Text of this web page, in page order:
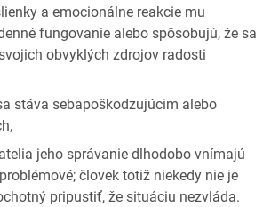
a emocionálne reakcie mu
fungovanie alebo spôsobujú, že sa
obvyklých zdrojov radosti
stáva sebapoškodzujúcim alebo
jeho správanie dlhodobo vnímajú
človek totiž niekedy nie je
pripustiť, že situáciu nezvláda.